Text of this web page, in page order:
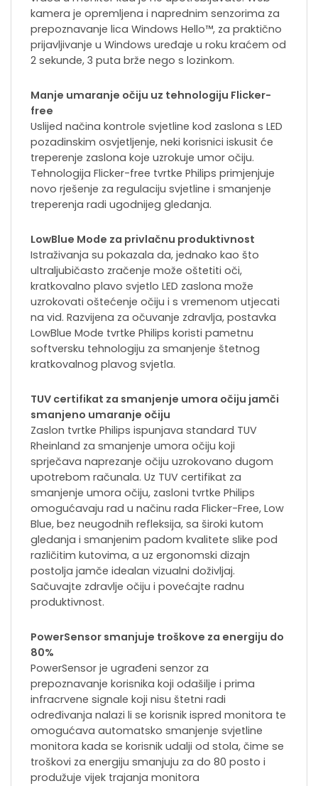
kamera je opremljena i naprednim senzorima za
prepoznavanje lica Windows Hello™, za praktično
prijavljivanje u Windows uređaje u roku kraćem od
2 sekunde, 3 puta brže nego s lozinkom.
Manje umaranje očiju uz tehnologiju Flicker-
free
Uslijed načina kontrole svjetline kod zaslona s LED
pozadinskim osvjetljenje, neki korisnici iskusit će
treperenje zaslona koje uzrokuje umor očiju.
Tehnologija Flicker-free tvrtke Philips primjenjuje
novo rješenje za regulaciju svjetline i smanjenje
treperenja radi ugodnijeg gledanja.
LowBlue Mode za privlačnu produktivnost
Istraživanja su pokazala da, jednako kao što
ultraljubičasto zračenje može oštetiti oči,
kratkovalno plavo svjetlo LED zaslona može
uzrokovati oštećenje očiju i s vremenom utjecati
na vid. Razvijena za očuvanje zdravlja, postavka
LowBlue Mode tvrtke Philips koristi pametnu
softversku tehnologiju za smanjenje štetnog
kratkovalnog plavog svjetla.
TUV certifikat za smanjenje umora očiju jamči
smanjeno umaranje očiju
Zaslon tvrtke Philips ispunjava standard TUV
Rheinland za smanjenje umora očiju koji
sprječava naprezanje očiju uzrokovano dugom
upotrebom računala. Uz TUV certifikat za
smanjenje umora očiju, zasloni tvrtke Philips
omogućavaju rad u načinu rada Flicker-Free, Low
Blue, bez neugodnih refleksija, sa široki kutom
gledanja i smanjenim padom kvalitete slike pod
različitim kutovima, a uz ergonomski dizajn
postolja jamče idealan vizualni doživljaj.
Sačuvajte zdravlje očiju i povećajte radnu
produktivnost.
PowerSensor smanjuje troškove za energiju do
80%
PowerSensor je ugrađeni senzor za
prepoznavanje korisnika koji odašilje i prima
infracrvene signale koji nisu štetni radi
određivanja nalazi li se korisnik ispred monitora te
omogućava automatsko smanjenje svjetline
monitora kada se korisnik udalji od stola, čime se
troškovi za energiju smanjuju za do 80 posto i
produžuje vijek trajanja monitora